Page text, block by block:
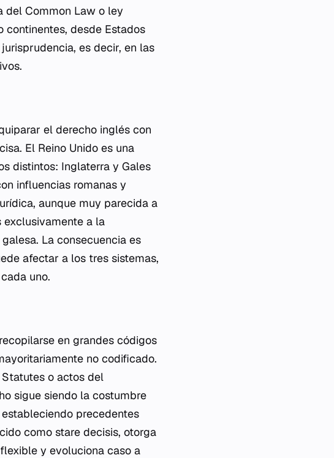
del Common Law o ley
continentes, desde Estados
es decir, en las
el derecho inglés con
El Reino Unido es una
distintos: Inglaterra y Gales
influencias romanas y
aunque muy parecida a
exclusivamente a la
La consecuencia es
afectar a los tres sistemas,
uno.
en grandes códigos
no codificado.
Statutes o actos del
sigue siendo la costumbre
precedentes
como stare decisis, otorga
y evoluciona caso a